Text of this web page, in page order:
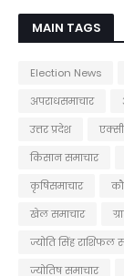
MAIN TAGS
Election News
अपराधसमाचार
उत्तर प्रदेश
किसान समाचार
कृषिसमाचार
खेल समाचार
ज्योति सिंह राशिफल
ज्योतिष समाचार